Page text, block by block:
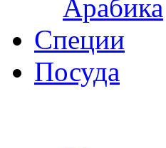
Арабика
Специи
Посуда